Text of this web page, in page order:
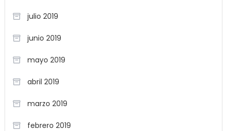
julio 2019
junio 2019
mayo 2019
abril 2019
marzo 2019
febrero 2019